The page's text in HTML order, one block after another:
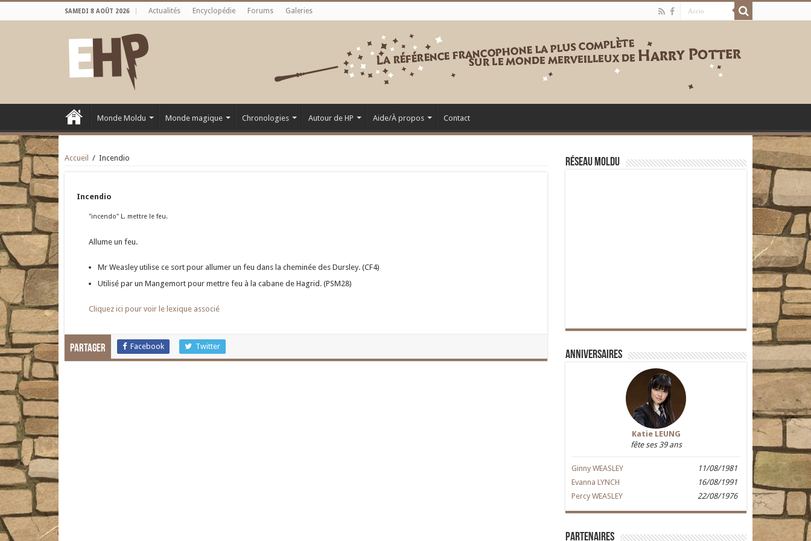
SAMEDI 8 AOÛT 2026 Actualités Encyclopédie Forums Galeries
Monde Moldu Monde magique Chronologies Autour de HP Aide/À propos Contact
Accueil / Incendio
Incendio
"incendo" L. mettre le feu.
Allume un feu.
Mr Weasley utilise ce sort pour allumer un feu dans la cheminée des Dursley. (CF4)
Utilisé par un Mangemort pour mettre feu à la cabane de Hagrid. (PSM28)
Cliquez ici pour voir le lexique associé
Partager Facebook Twitter
Réseau moldu
Anniversaires
Katie LEUNG
fête ses 39 ans
Ginny WEASLEY
11/08/1981
Evanna LYNCH
16/08/1991
Percy WEASLEY
22/08/1976
Partenaires